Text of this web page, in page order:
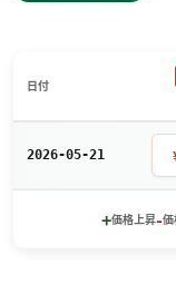
日付
2026-05-21
+価格上昇-価